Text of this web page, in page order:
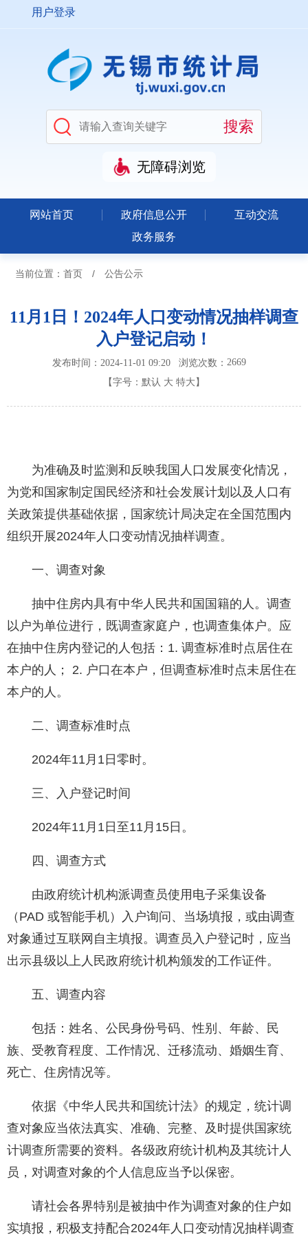
用户登录
无障碍浏览
网站首页 政府信息公开
互动交流
政务服务
当前位置： 首页 / 公告公示
11月1日！2024年人口变动情况抽样调查
入户登记启动！
发布时间：2024-11-01 09:20浏览次数：2669
【字号： 默认 大 特大 】
为准确及时监测和反映我国人口发展变化情况，
为党和国家制定国民经济和社会发展计划以及人口有
关政策提供基础依据，国家统计局决定在全国范围内
组织开展2024年人口变动情况抽样调查。
一、调查对象
抽中住房内具有中华人民共和国国籍的人。调查
以户为单位进行，既调查家庭户，也调查集体户。应
在抽中住房内登记的人包括：1. 调查标准时点居住在
本户的人； 2. 户口在本户，但调查标准时点未居住在
本户的人。
二、调查标准时点
2024年11月1日零时。
三、入户登记时间
2024年11月1日至11月15日。
四、调查方式
由政府统计机构派调查员使用电子采集设备
（PAD 或智能手机）入户询问、当场填报，或由调查
对象通过互联网自主填报。调查员入户登记时，应当
出示县级以上人民政府统计机构颁发的工作证件。
五、调查内容
包括：姓名、公民身份号码、性别、年龄、民
族、受教育程度、工作情况、迁移流动、婚姻生育、
死亡、住房情况等。
依据《中华人民共和国统计法》的规定，统计调
查对象应当依法真实、准确、完整、及时提供国家统
计调查所需要的资料。各级政府统计机构及其统计人
员，对调查对象的个人信息应当予以保密。
请社会各界特别是被抽中作为调查对象的住户如
实填报，积极支持配合2024年人口变动情况抽样调查